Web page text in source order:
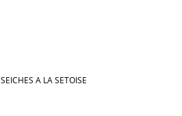
SEICHES A LA SETOISE